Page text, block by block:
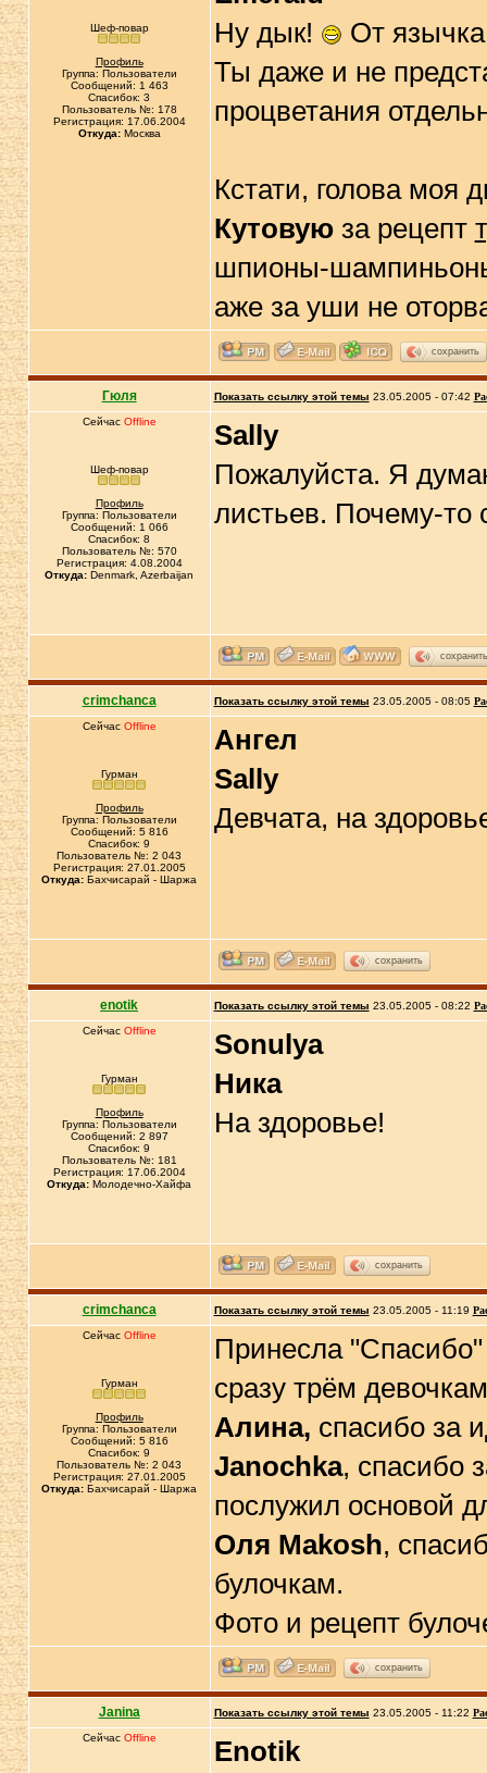
Шеф-повар
Профиль
Группа: Пользователи
Сообщений: 1 463
Спасибок: 3
Пользователь №: 178
Регистрация: 17.06.2004
Откуда:Москва
Ну дык!
От
Ты даже и не
процветания
Кстати, голова моя
Кутовуюза рецепт
шпионы-
аже за уши не
сохранить
Гюля Показать ссылку этой темы 23.05.2005 - 07:42
Сейчас Offline
Шеф-повар
Профиль
Группа: Пользователи
Сообщений: 1 066
Спасибок: 8
Пользователь №: 570
Регистрация: 4.08.2004
Откуда: Denmark, Azerbaijan
Sally
Пожалуйста. Я
листьев. Почему-то
сохранить
crimchanca Показать ссылку этой темы 23.05.2005 - 08:05
Сейчас Offline
Гурман
Профиль
Группа: Пользователи
Сообщений: 5 816
Спасибок: 9
Пользователь №: 2 043
Регистрация: 27.01.2005
Откуда: Бахчисарай - Шаржа
Ангел
Sally
Девчата, на
сохранить
enotik Показать ссылку этой темы 23.05.2005 - 08:22
Сейчас Offline
Гурман
Профиль
Группа: Пользователи
Сообщений: 2 897
Спасибок: 9
Пользователь №: 181
Регистрация: 17.06.2004
Откуда: Молодечно-Хайфа
Sonulya
Ника
На здоровье!
сохранить
crimchanca Показать ссылку этой темы 23.05.2005 - 11:19
Сейчас Offline
Гурман
Профиль
Группа: Пользователи
Сообщений: 5 816
Спасибок: 9
Пользователь №: 2 043
Регистрация: 27.01.2005
Откуда: Бахчисарай - Шаржа
Принесла "Спасибо"
сразу трём
Алина, спасибо за
Janochka, спасибо
послужил основой
Оля Makosh,
булочкам.
Фото и рецепт
сохранить
Janina Показать ссылку этой темы 23.05.2005 - 11:22
Сейчас Offline
Еnotik